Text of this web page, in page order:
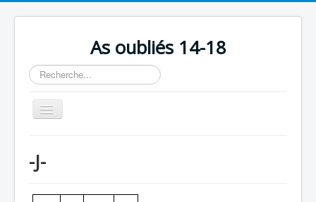
As oubliés 14-18
Rechercher
Basculer
la
Chronologie
Escadrilles
-J-